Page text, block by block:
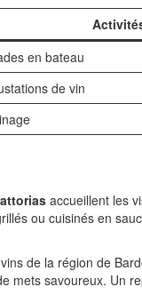
en bateau
de vin
accueillent les
ou cuisinés en
de la région de
mets savoureux. Un